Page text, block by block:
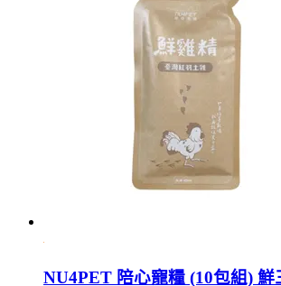
NU4PET 陪心寵糧 (10包組) 鮮